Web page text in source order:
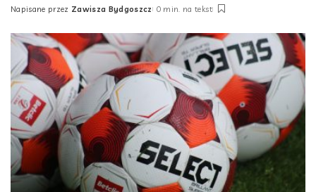
Posted
Napisane przez Zawisza Bydgoszcz 0 min. na tekst